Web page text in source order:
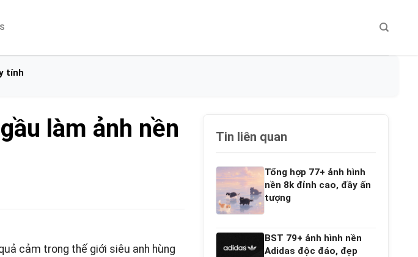
tính
làm ảnh nền
cảm trong thế giới siêu anh hùng
Tin liên quan
Tổng hợp 77+ ảnh hình
nền 8k đỉnh cao, đầy ấn
tượng
BST 79+ ảnh hình nền
Adidas độc đáo, đẹp